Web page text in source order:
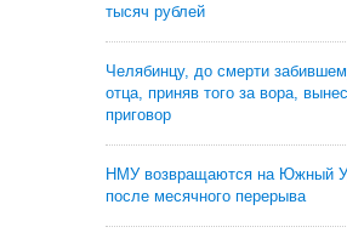
тысяч рублей
Челябинцу, до смерти
отца, приняв того за вора,
приговор
НМУ возвращаются на Южный
после месячного перерыва